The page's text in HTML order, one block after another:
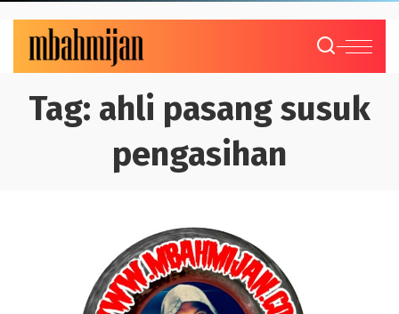
Tag: ahli pasang susuk
pengasihan